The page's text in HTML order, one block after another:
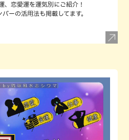
、恋愛運を運気別にご紹介！
ーの活用法も掲載してます。